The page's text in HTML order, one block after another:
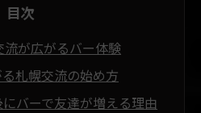
目次
流が広がるバー体験
札幌交流の始め方
バーで友達が増える理由